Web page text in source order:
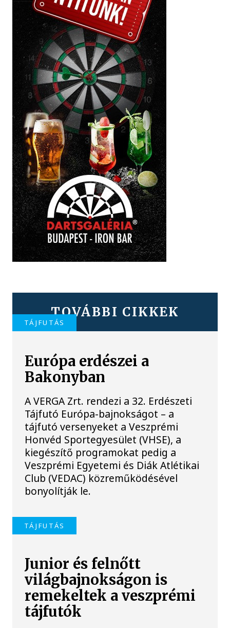
TOVÁBBI CIKKEK
TÁJFUTÁS
Európa erdészei a
Bakonyban
A VERGA Zrt. rendezi a 32. Erdészeti
Tájfutó Európa-bajnokságot – a
tájfutó versenyeket a Veszprémi
Honvéd Sportegyesület (VHSE), a
kiegészítő programokat pedig a
Veszprémi Egyetemi és Diák Atlétikai
Club (VEDAC) közreműködésével
bonyolítják le.
TÁJFUTÁS
Junior és felnőtt
világbajnokságon is
remekeltek a veszprémi
tájfutók